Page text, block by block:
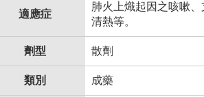
適應症
肺火上熾起因之咳嗽
清熱等。
劑型 散劑
類別 成藥